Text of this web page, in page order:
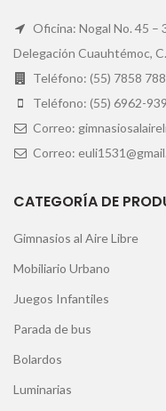
Oficina: Nogal No. 45 –
Delegación Cuauhtémoc,
Teléfono: (55) 7858
Teléfono: (55) 6962-
Correo:
Correo:
CATEGORÍA DE
Gimnasios al Aire Libre
Mobiliario Urbano
Juegos Infantiles
Parada de bus
Bolardos
Luminarias